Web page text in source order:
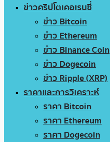
ข่าวคริปโตเคอเรนซี่
ข่าว Bitcoin
ข่าว Ethereum
ข่าว Binance Coin
ข่าว Dogecoin
ข่าว Ripple (XRP)
ราคาและการวิเคราะห์
ราคา Bitcoin
ราคา Ethereum
ราคา Dogecoin